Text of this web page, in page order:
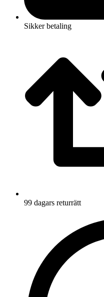
Sikker betaling
99 dagars returrätt